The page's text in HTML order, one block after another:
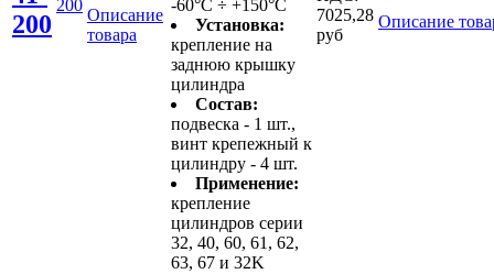
200
200
Описание
товара
-60°C ÷ +150°C
Установка:
крепление на
заднюю крышку
цилиндра
Состав:
подвеска - 1 шт.,
винт крепежный к
цилиндру - 4 шт.
Применение:
крепление
цилиндров серии
32, 40, 60, 61, 62,
63, 67 и 32K
7025,28
руб
Описание